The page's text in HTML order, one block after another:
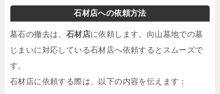
石材店への依頼方法
墓石の撤去は、 石材店に依頼します。向山墓地での墓
じまいに対応している石材店へ依頼するとスムーズで
す。
石材店に依頼する際は、以下の内容を伝えます：